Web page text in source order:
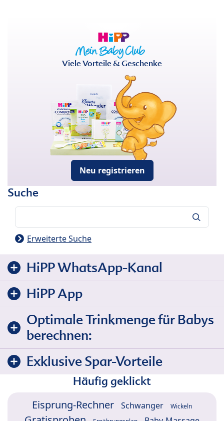
Viele Vorteile & Geschenke
Neu registrieren
Suche
Erweiterte Suche
HiPP WhatsApp-Kanal
HiPP App
Optimale Trinkmenge für Babys
berechnen:
Exklusive Spar-Vorteile
Häufig geklickt
Eisprung-Rechner Schwanger Wickeln